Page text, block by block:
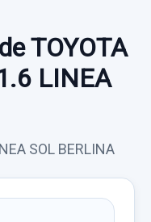
TOYOTA
LINEA
SOL BERLINA